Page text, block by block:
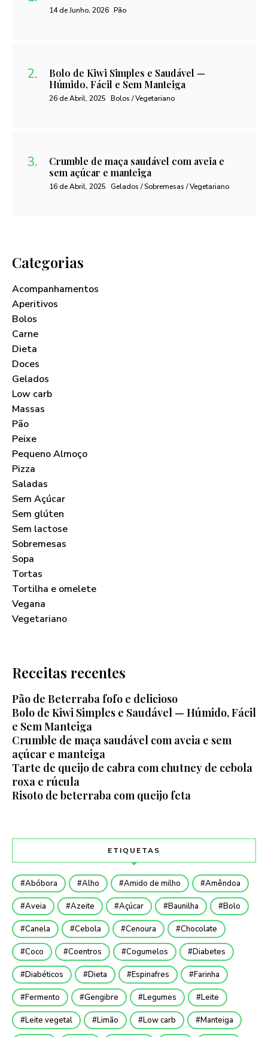
14 de Junho, 2026 Pão
Bolo de Kiwi Simples e Saudável —
Húmido, Fácil e Sem Manteiga
26 de Abril, 2025 Bolos / Vegetariano
Crumble de maça saudável com aveia e
sem açúcar e manteiga
16 de Abril, 2025 Gelados / Sobremesas / Vegetariano
Categorias
Acompanhamentos
Aperitivos
Bolos
Carne
Dieta
Doces
Gelados
Low carb
Massas
Pão
Peixe
Pequeno Almoço
Pizza
Saladas
Sem Açúcar
Sem glúten
Sem lactose
Sobremesas
Sopa
Tortas
Tortilha e omelete
Vegana
Vegetariano
Receitas recentes
Pão de Beterraba fofo e delicioso
Bolo de Kiwi Simples e Saudável — Húmido, Fácil
e Sem Manteiga
Crumble de maça saudável com aveia e sem
açúcar e manteiga
Tarte de queijo de cabra com chutney de cebola
roxa e rúcula
Risoto de beterraba com queijo feta
ETIQUETAS
Abóbora Alho Amido de milho Amêndoa
Aveia Azeite Açúcar Baunilha Bolo
Canela Cebola Cenoura Chocolate
Coco Coentros Cogumelos Diabetes
Diabéticos Dieta Espinafres Farinha
Fermento Gengibre Legumes Leite
Leite vegetal Limão Low carb Manteiga